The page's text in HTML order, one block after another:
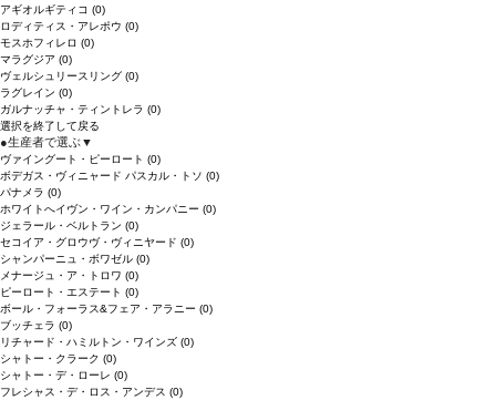
アギオルギティコ (0)
ロディティス・アレポウ (0)
モスホフィレロ (0)
マラグジア (0)
ヴェルシュリースリング (0)
ラグレイン (0)
ガルナッチャ・ティントレラ (0)
選択を終了して戻る
●生産者で選ぶ▼
ヴァイングート・ピーロート (0)
ボデガス・ヴィニャード パスカル・トソ (0)
パナメラ (0)
ホワイトへイヴン・ワイン・カンパニー (0)
ジェラール・ベルトラン (0)
セコイア・グロウヴ・ヴィニヤード (0)
シャンパーニュ・ボワゼル (0)
メナージュ・ア・トロワ (0)
ピーロート・エステート (0)
ボール・フォーラス&フェア・アラニー (0)
ブッチェラ (0)
リチャード・ハミルトン・ワインズ (0)
シャトー・クラーク (0)
シャトー・デ・ローレ (0)
フレシャス・デ・ロス・アンデス (0)